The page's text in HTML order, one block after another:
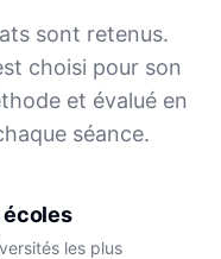
sont retenus.
choisi pour son
et évalué en
séance.
écoles
les plus